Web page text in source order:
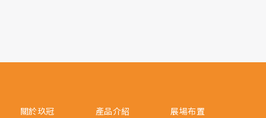
關於玖冠 產品介紹
展場布置